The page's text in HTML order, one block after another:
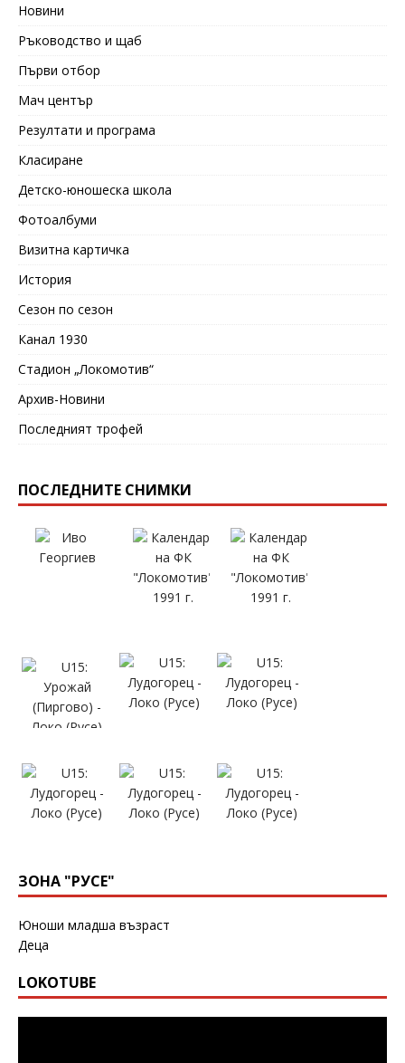
Новини
Ръководство и щаб
Първи отбор
Мач център
Резултати и програма
Класиране
Детско-юношеска школа
Фотоалбуми
Визитна картичка
История
Сезон по сезон
Канал 1930
Стадион „Локомотив“
Архив-Новини
Последният трофей
ПОСЛЕДНИТЕ СНИМКИ
ЗОНА "РУСЕ"
Юноши младша възраст
Деца
LOKOTUBE